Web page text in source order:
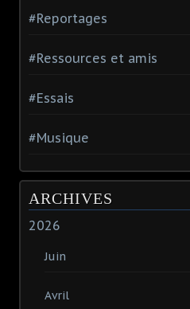
#Reportages
#Ressources et amis
#Essais
#Musique
ARCHIVES
2026
Juin
Avril